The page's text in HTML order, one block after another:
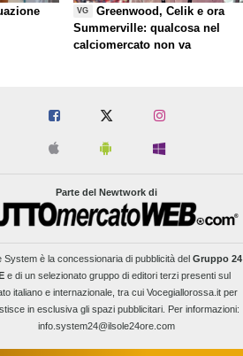
VG
Greenwood, Celik e ora
Summerville: qualcosa nel
calciomercato non va
Parte del Newtwork di
Systemè la concessionaria di pubblicità del Gruppo 24
e di un selezionato gruppo di editori terzi presenti sul
italiano e internazionale, tra cui Vocegiallorossa.it per
in esclusiva gli spazi pubblicitari. Per informazioni:
info.system24@ilsole24ore.com